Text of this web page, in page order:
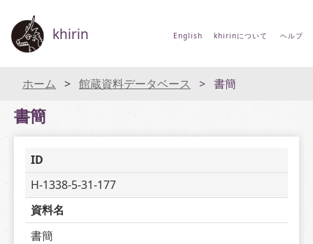
khirin English khirinについて ヘルプ
ホーム 館蔵資料データベース 書簡
書簡
ID
H-1338-5-31-177
資料名
書簡